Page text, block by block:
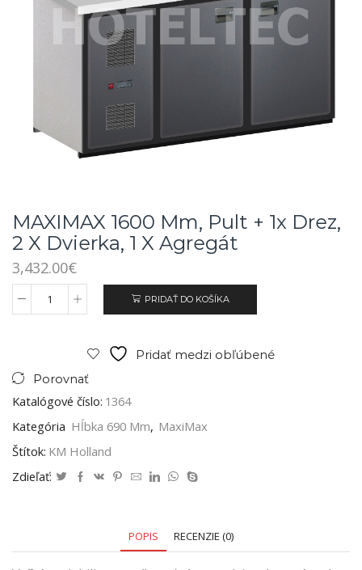
MAXIMAX 1600 Mm, Pult + 1x Drez,
2 X Dvierka, 1 X Agregát
3,432.00€
PRIDAŤ DO KOŠÍKA
Pridať medzi obľúbené
Porovnať
Katalógové číslo: 1364
Kategória Hĺbka 690 Mm, MaxiMax
Štítok: KM Holland
Zdieľať:
POPIS RECENZIE (0)